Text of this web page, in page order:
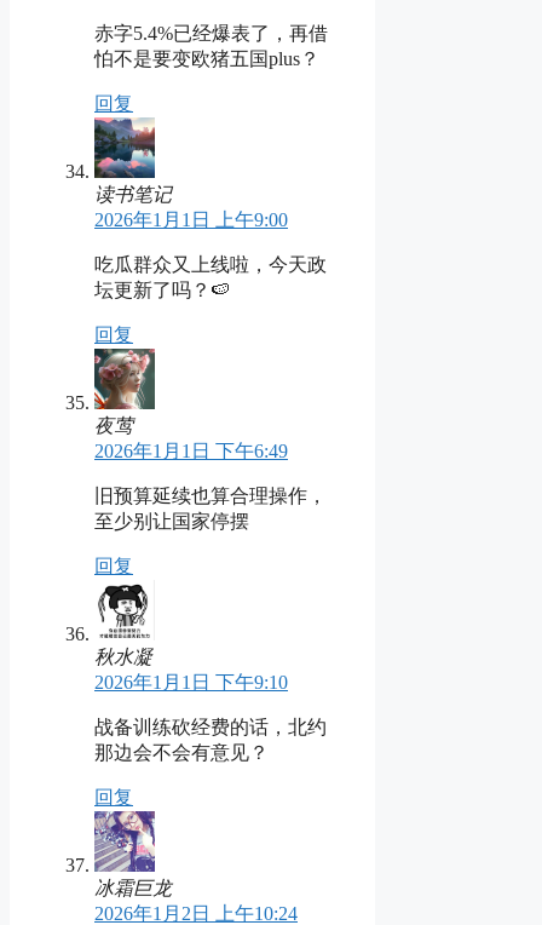
赤字5.4%已经爆表了，再借
怕不是要变欧猪五国plus？
回复
读书笔记
2026年1月1日 上午9:00
吃瓜群众又上线啦，今天政
坛更新了吗？🍉
回复
夜莺
2026年1月1日 下午6:49
旧预算延续也算合理操作，
至少别让国家停摆
回复
秋水凝
2026年1月1日 下午9:10
战备训练砍经费的话，北约
那边会不会有意见？
回复
冰霜巨龙
2026年1月2日 上午10:24